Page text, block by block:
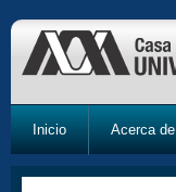
Inicio Acerca de